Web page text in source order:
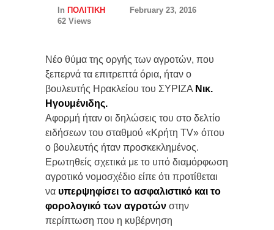
In ΠΟΛΙΤΙΚΗ
February 23, 2016
62 Views
Νέο θύμα της οργής των αγροτών, που
ξεπερνά τα επιτρεπτά όρια, ήταν ο
βουλευτής Ηρακλείου του ΣΥΡΙΖΑ Νικ.
Ηγουμένιδης.
Αφορμή ήταν οι δηλώσεις του στο δελτίο
ειδήσεων του σταθμού «Κρήτη ΤV» όπου
ο βουλευτής ήταν προσκεκλημένος.
Ερωτηθείς σχετικά με το υπό διαμόρφωση
αγροτικό νομοσχέδιο είπε ότι προτίθεται
να υπερψηφίσει το ασφαλιστικό και το
φορολογικό των αγροτών στην
περίπτωση που η κυβέρνηση